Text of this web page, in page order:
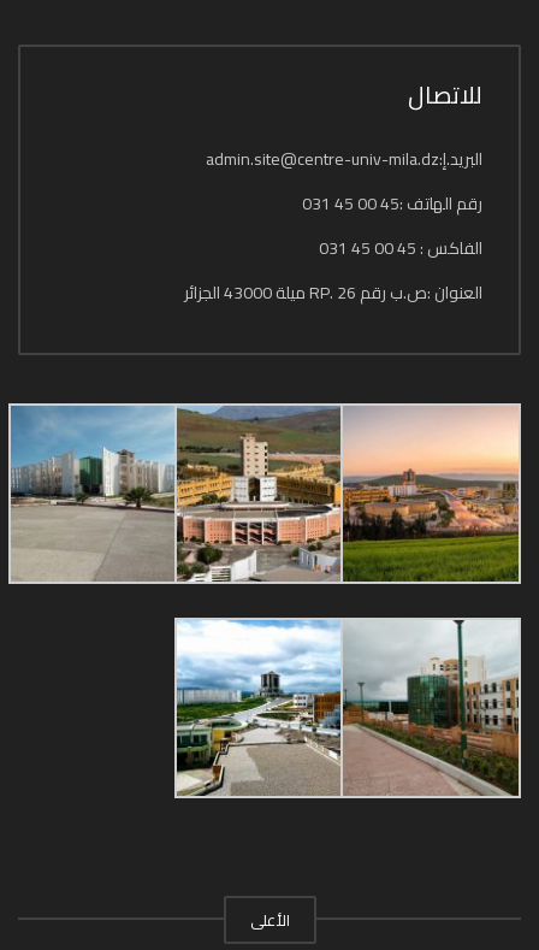
للاتصال
البريد.إ:admin.site@centre-univ-mila.dz
رقم الهاتف :45 00 45 031
الفاكس : 45 00 45 031
العنوان :ص.ب رقم 26 .RP ميلة 43000 الجزائر
الأعلى